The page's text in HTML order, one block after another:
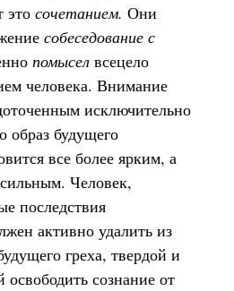
это сочетанием. Они
собеседование с
помысел всецело
человека. Внимание
исключительно
образ будущего
все более ярким, а
Человек,
последствия
активно удалить из
греха, твердой и
сознание от